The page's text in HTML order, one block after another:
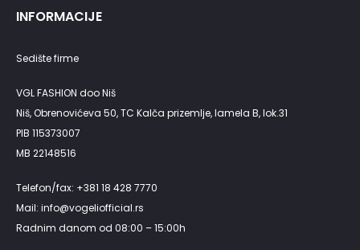
INFORMACIJE
Sedište firme
VGL FASHION doo Niš
Niš, Obrenovićeva 50, TC Kalča prizemlje, lamela B, lok.31
PIB 115373007
MB 22148516
Telefon/fax: +381 18 428 7770
Mail: info@vogeliofficial.rs
Radnim danom od 08:00 – 15:00h